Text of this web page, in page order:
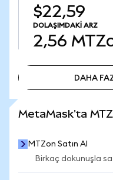
$22,59
DOLAŞIMDAKI ARZ
2,56
DAHA
MetaMask'ta
MTZon Satın Al
Birkaç dokunuşla